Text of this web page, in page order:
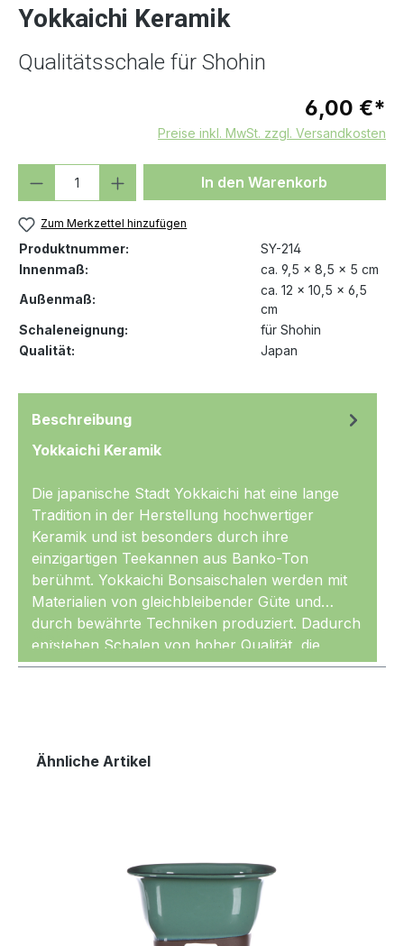
Yokkaichi Keramik
Qualitätsschale für Shohin
6,00 €*
Preise inkl. MwSt. zzgl. Versandkosten
Produkt Anzahl: Gib denIn den Warenkorb
Zum Merkzettel hinzufügen
Produktnummer:
SY-214
Innenmaß:
ca. 9,5 x 8,5 x 5 cm
Außenmaß:
ca. 12 x 10,5 x 6,5
cm
Schaleneignung:
für Shohin
Qualität:
Japan
Beschreibung
Yokkaichi Keramik
Die japanische Stadt Yokkaichi hat eine lange
Tradition in der Herstellung hochwertiger
Keramik und ist besonders durch ihre
einzigartigen Teekannen aus Banko-Ton
berühmt. Yokkaichi Bonsaischalen werden mit
Materialien von gleichbleibender Güte und
durch bewährte Techniken produziert. Dadurch
entstehen Schalen von hoher Qualität, die
gleichmäßig geformt und sehr sauber glasiert
Mehr
Produktgalerie überspringen
Ähnliche Artikel